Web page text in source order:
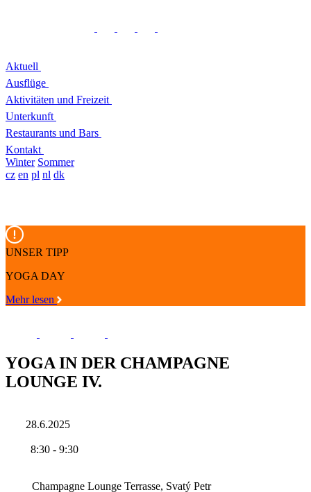
Aktuell
Ausflüge
Aktivitäten und Freizeit
Unterkunft
Restaurants und Bars
Kontakt
Winter Sommer
cz en pl nl dk
UNSER TIPP
YOGA DAY
Mehr lesen
YOGA IN DER CHAMPAGNE
LOUNGE IV.
28.6.2025
8:30 - 9:30
Champagne Lounge Terrasse, Svatý Petr